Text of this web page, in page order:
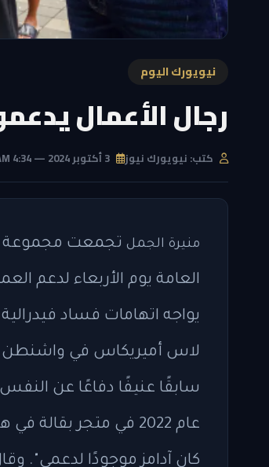
نيويورك اليوم
رجال الأعمال
كتب: نيويورك نيوز
منيرة الجمل تجمعت مجموعة
العامة يوم الأربعاء لدعم
يواجه اتهامات فساد
لاس أميريكاس في واشنطن
سابقًا عنيفًا دفاعًا عن
عام 2022 في متجر
كان آدامز موجودًا لدعمي".